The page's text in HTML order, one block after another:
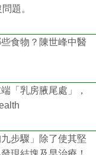
題。
食物？陳世峰中醫
「乳房腋尾處」，
步驟」除了使其堅